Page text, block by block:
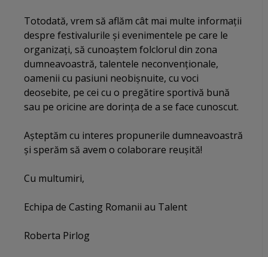
Totodată, vrem să aflăm cât mai multe informații
despre festivalurile şi evenimentele pe care le
organizaţi, să cunoaştem folclorul din zona
dumneavoastră, talentele neconvenţionale,
oamenii cu pasiuni neobişnuite, cu voci
deosebite, pe cei cu o pregătire sportivă bună
sau pe oricine are dorinţa de a se face cunoscut.
Aşteptăm cu interes propunerile dumneavoastră
şi sperăm să avem o colaborare reuşită!
Cu multumiri,
Echipa de Casting Romanii au Talent
Roberta Pirlog